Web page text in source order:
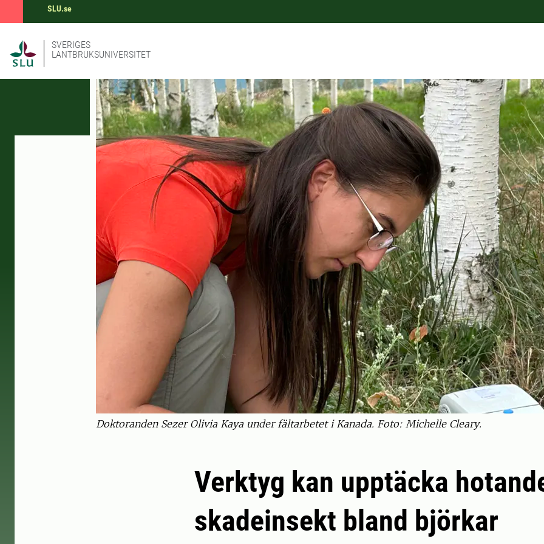
SLU.se
SVERIGES
LANTBRUKSUNIVERSITET
Doktoranden Sezer Olivia Kaya under fältarbetet i Kanada. Foto: Michelle Cleary.
Verktyg kan upptäcka
skadeinsekt bland björkar